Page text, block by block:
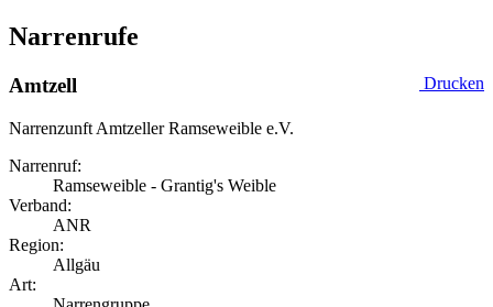
Narrenrufe
Drucken
Amtzell
Narrenzunft Amtzeller Ramseweible e.V.
Narrenruf:
Ramseweible - Grantig's Weible
Verband:
ANR
Region:
Allgäu
Art: